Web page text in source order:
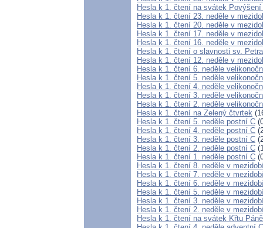
Hesla k 1. čtení na svátek
Hesla k 1. čtení 23. neděle v
Hesla k 1. čtení 20. neděle v
Hesla k 1. čtení 17. neděle v
Hesla k 1. čtení 16. neděle v
Hesla k 1. čtení o slavnosti sv.
Hesla k 1. čtení 12. neděle v
Hesla k 1. čtení 6. neděle
Hesla k 1. čtení 5. neděle
Hesla k 1. čtení 4. neděle
Hesla k 1. čtení 3. neděle
Hesla k 1. čtení 2. neděle
Hesla k 1. čtení na Zelený čtvrtek
Hesla k 1. čtení 5. neděle postní C
Hesla k 1. čtení 4. neděle postní C
Hesla k 1. čtení 3. neděle postní C
Hesla k 1. čtení 2. neděle postní C
Hesla k 1. čtení 1. neděle postní C
Hesla k 1. čtení 8. neděle v
Hesla k 1. čtení 7. neděle v
Hesla k 1. čtení 6. neděle v
Hesla k 1. čtení 5. neděle v
Hesla k 1. čtení 3. neděle v
Hesla k 1. čtení 2. neděle v
Hesla k 1. čtení na svátek Křtu